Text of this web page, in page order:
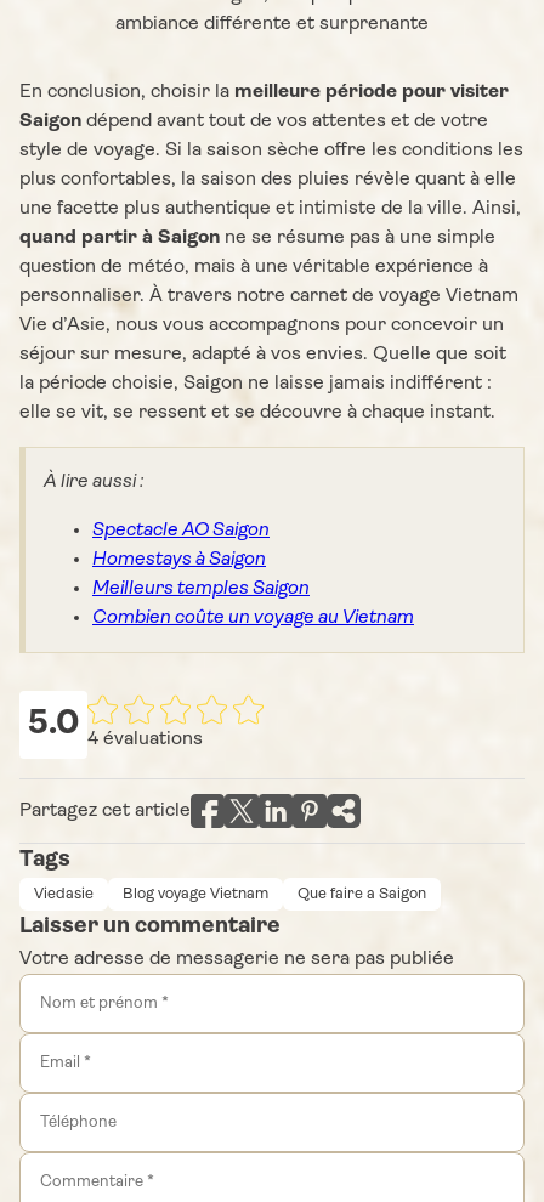
ambiance différente et surprenante
En conclusion, choisir la meilleure période pour visiter
Saigon dépend avant tout de vos attentes et de votre
style de voyage. Si la saison sèche offre les conditions les
plus confortables, la saison des pluies révèle quant à elle
une facette plus authentique et intimiste de la ville. Ainsi,
quand partir à Saigon ne se résume pas à une simple
question de météo, mais à une véritable expérience à
personnaliser. À travers notre carnet de voyage Vietnam
Vie d’Asie, nous vous accompagnons pour concevoir un
séjour sur mesure, adapté à vos envies. Quelle que soit
la période choisie, Saigon ne laisse jamais indifférent :
elle se vit, se ressent et se découvre à chaque instant.
À lire aussi :
Spectacle AO Saigon
Homestays à Saigon
Meilleurs temples Saigon
Combien coûte un voyage au Vietnam
5.0 4 évaluations
Partagez cet article
Tags
Viedasie Blog voyage Vietnam Que faire a Saigon
Laisser un commentaire
Votre adresse de messagerie ne sera pas publiée